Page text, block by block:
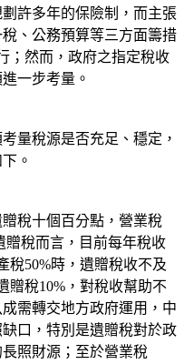
許多年的保險制，而主張
、公務預算等三方面籌措
；然而，政府之指定稅收
一步考量。
量稅源是否充足、穩定，
。
稅十個百分點，營業稅
贈稅而言，目前每年稅收
稅50%時，遺贈稅收不及
贈稅10%，對稅收幫助不
需轉交地方政府運用，中
口，特別是遺贈稅對於政
照財源；至於營業稅